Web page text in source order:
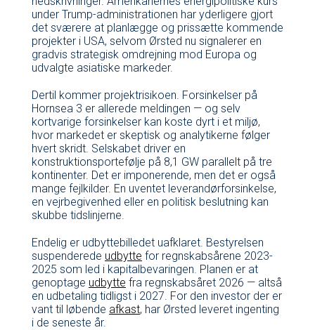
under Trump-administrationen har yderligere gjort
det sværere at planlægge og prissætte kommende
projekter i USA, selvom Ørsted nu signalerer en
gradvis strategisk omdrejning mod Europa og
udvalgte asiatiske markeder.
Dertil kommer projektrisikoen. Forsinkelser på
Hornsea 3 er allerede meldingen — og selv
kortvarige forsinkelser kan koste dyrt i et miljø,
hvor markedet er skeptisk og analytikerne følger
hvert skridt. Selskabet driver en
konstruktionsportefølje på 8,1 GW parallelt på tre
kontinenter. Det er imponerende, men det er også
mange fejlkilder. En uventet leverandørforsinkelse,
en vejrbegivenhed eller en politisk beslutning kan
skubbe tidslinjerne.
Endelig er udbyttebilledet uafklaret. Bestyrelsen
suspenderede udbytte for regnskabsårene 2023-
2025 som led i kapitalbevaringen. Planen er at
genoptage udbytte fra regnskabsåret 2026 — altså
en udbetaling tidligst i 2027. For den investor der er
vant til løbende afkast, har Ørsted leveret ingenting
i de seneste år.